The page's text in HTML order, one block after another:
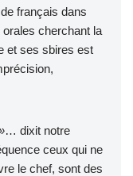
français dans
cherchant la
et ses sbires est
… dixit notre
ceux qui ne
le chef, sont des